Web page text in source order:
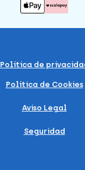
Política de
Política de Cookies
Aviso Legal
Seguridad